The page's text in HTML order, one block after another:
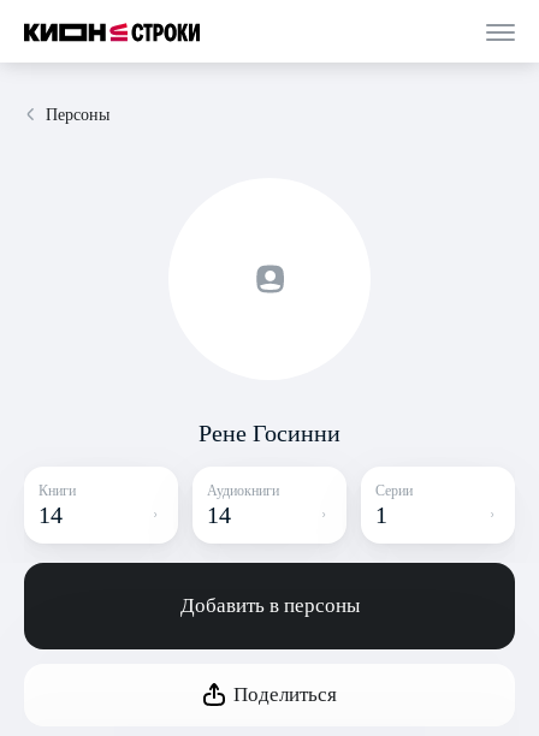
Персоны
Рене Госинни
Книги
14
Аудиокниги
14
Серии
1
Добавить в персоны
Поделиться